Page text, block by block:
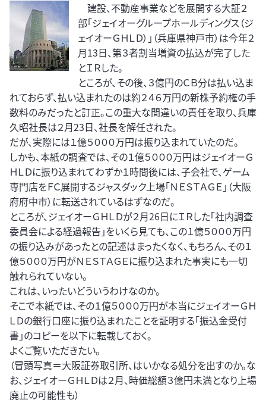
建設、不動産事業などを展開する大証２
部「ジェイオーグループホールディングス（ジ
ェイオーＧＨＬＤ）」（兵庫県神戸市）は今年２
月13日、第３者割当増資の払込が完了した
とＩＲした。
ところが、その後、３億円のＣＢ分は払い込ま
れておらず、払い込まれたのは約２４６万円の新株予約権の手
数料のみだったと訂正。この重大な間違いの責任を取り、兵庫
久昭社長は２月23日、社長を解任された。
だが、実際には１億５０００万円は振り込まれていたのだ。
しかも、本紙の調査では、その１億５０００万円はジェイオーＧ
ＨＬＤに振り込まれてわずか１時間後には、子会社で、ゲーム
専門店をＦＣ展開するジャスダック上場「ＮＥＳＴＡＧＥ」（大阪
府府中市）に転送されているはずなのだ。
ところが、ジェイオーＧＨＬＤが２月26日にＩＲした「社内調査
委員会による経過報告」をいくら見ても、この１億５０００万円
の振り込みがあったとの記述はまったくなく、もちろん、その１
億５０００万円がＮＥＳＴＡＧＥに振り込まれた事実にも一切
触れられていない。
これは、いったいどういうわけなのか。
そこで本紙では、その１億５０００万円が本当にジェイオーＧＨ
ＬＤの銀行口座に振り込まれたことを証明する「振込金受付
書」のコピーを以下に転載しておく。
よくご覧いただきたい。
（冒頭写真＝大阪証券取引所、はいかなる処分を出すのか。な
お、ジェイオーＧＨＬＤは２月、時価総額３億円未満となり上場
廃止の可能性も）